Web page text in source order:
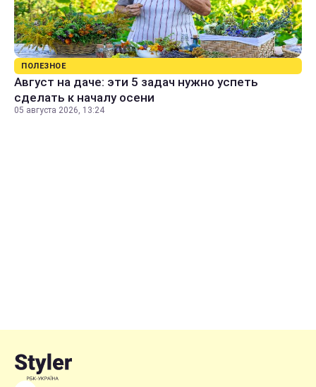
ПОЛЕЗНОЕ
Август на даче: эти 5 задач нужно успеть
сделать к началу осени
05 августа 2026, 13:24